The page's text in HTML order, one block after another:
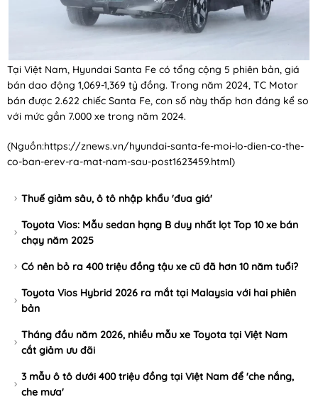
Tại Việt Nam, Hyundai Santa Fe có tổng cộng 5 phiên bản, giá
bán dao động 1,069-1,369 tỷ đồng. Trong năm 2024, TC Motor
bán được 2.622 chiếc Santa Fe, con số này thấp hơn đáng kể so
với mức gần 7.000 xe trong năm 2024.
(Nguồn:https://znews.vn/hyundai-santa-fe-moi-lo-dien-co-the-
co-ban-erev-ra-mat-nam-sau-post1623459.html)
Thuế giảm sâu, ô tô nhập khẩu 'đua giá'
Toyota Vios: Mẫu sedan hạng B duy nhất lọt Top 10 xe bán
chạy năm 2025
Có nên bỏ ra 400 triệu đồng tậu xe cũ đã hơn 10 năm tuổi?
Toyota Vios Hybrid 2026 ra mắt tại Malaysia với hai phiên
bản
Tháng đầu năm 2026, nhiều mẫu xe Toyota tại Việt Nam
cắt giảm ưu đãi
3 mẫu ô tô dưới 400 triệu đồng tại Việt Nam để 'che nắng,
che mưa'